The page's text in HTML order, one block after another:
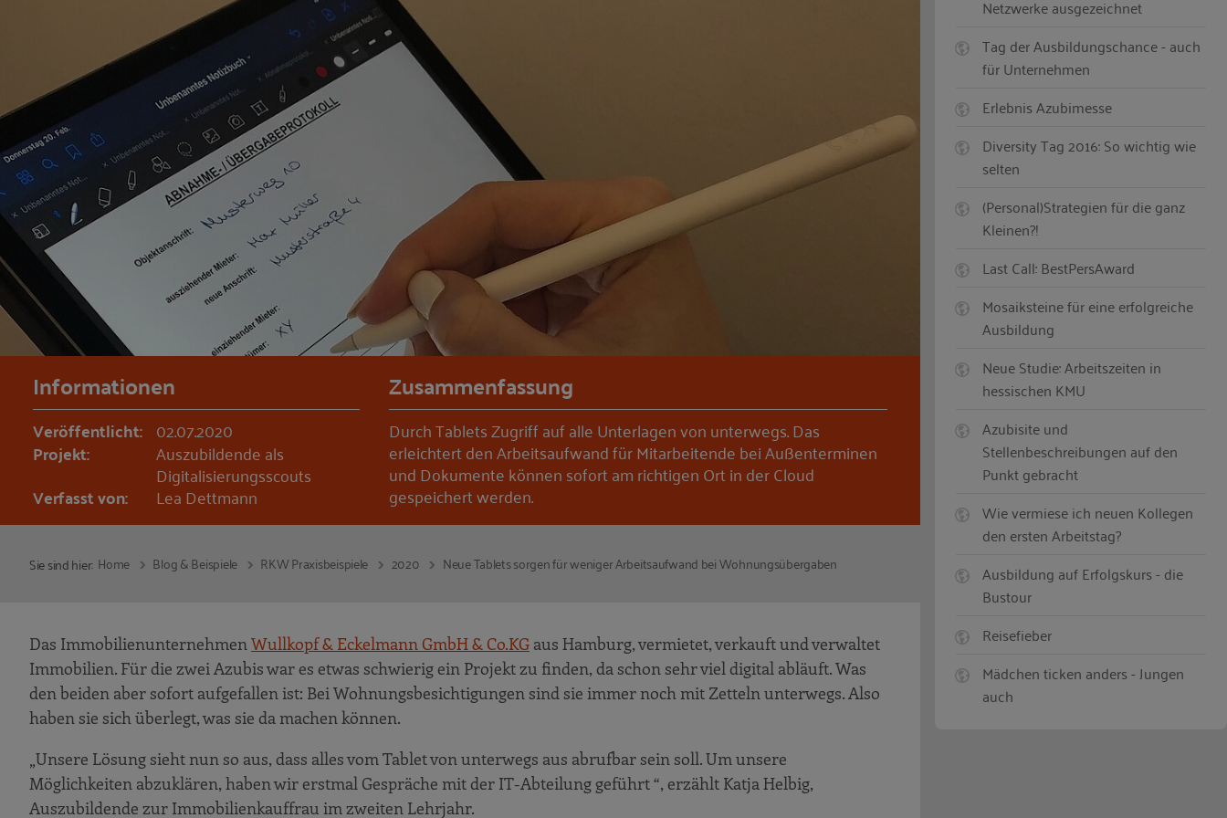
Informationen
Veröffentlicht: 02.07.2020
Projekt: Auszubildende als
Digitalisierungsscouts
Verfasst von: Lea Dettmann
Zusammenfassung
Durch Tablets Zugriff auf alle Unterlagen von unterwegs. Das
erleichtert den Arbeitsaufwand für Mitarbeitende bei Außenterminen
und Dokumente können sofort am richtigen Ort in der Cloud
gespeichert werden.
Sie sind hier: Home Blog & Beispiele RKW Praxisbeispiele 2020 Neue Tablets sorgen für weniger Arbeitsaufwand bei Wohnungsübergaben
Das ImmobilienunternehmenWullkopf & Eckelmann GmbH & Co.KG aus Hamburg, vermietet, verkauft und verwaltet
Immobilien. Für die zwei Azubis war es etwas schwierig ein Projekt zu finden, da schon sehr viel digital abläuft. Was
den beiden aber sofort aufgefallen ist: Bei Wohnungsbesichtigungen sind sie immer noch mit Zetteln unterwegs. Also
haben sie sich überlegt, was sie da machen können.
„Unsere Lösung sieht nun so aus, dass alles vom Tablet von unterwegs aus abrufbar sein soll. Um unsere
Möglichkeiten abzuklären, haben wir erstmal Gespräche mit der IT-Abteilung geführt “, erzählt Katja Helbig,
Auszubildende zur Immobilienkauffrau im zweiten Lehrjahr.
Netzwerke ausgezeichnet
Tag der Ausbildungschance - auch
für Unternehmen
Erlebnis Azubimesse
Diversity Tag 2016: So wichtig wie
selten
(Personal)Strategien für die ganz
Kleinen?!
Last Call: BestPersAward
Mosaiksteine für eine erfolgreiche
Ausbildung
Neue Studie: Arbeitszeiten in
hessischen KMU
Azubisite und
Stellenbeschreibungen auf den
Punkt gebracht
Wie vermiese ich neuen Kollegen
den ersten Arbeitstag?
Ausbildung auf Erfolgskurs - die
Bustour
Reisefieber
Mädchen ticken anders - Jungen
auch